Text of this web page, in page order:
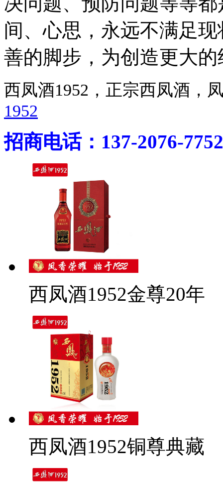
间、心思，永远不满足
善的脚步，为创造更大
西凤酒1952，正宗西凤酒
1952
招商电话：137-2076-7752
西凤酒1952金尊20年
西凤酒1952铜尊典藏